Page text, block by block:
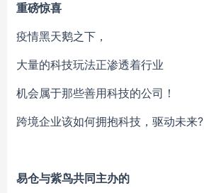
重磅惊喜
疫情黑天鹅之下，
大量的科技玩法正渗透着行业
机会属于那些善用科技的公司！
跨境企业该如何拥抱科技，驱动未来?
易仓与紫鸟共同主办的